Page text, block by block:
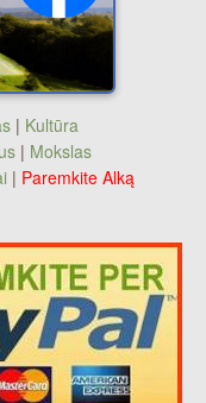
| Kultūra
| Mokslas
| Paremkite Alką